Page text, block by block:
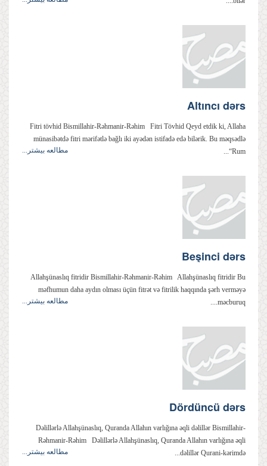
Altıncı dərs
Fitri tövhid Bismillahir-Rəhmanir-Rəhim Fitri Tövhid Qeyd etdik ki, Allaha
münasibətdə fitri mərifətlə bağlı iki ayədən istifadə edə bilərik. Bu məqsədlə
“Rum...
مطالعه بیشتر...
Beşinci dərs
Allahşünaslıq fitridir Bismillahir-Rəhmanir-Rəhim Allahşünaslıq fitridir Bu
məfhumun daha aydın olması üçün fitrət və fitrilik haqqında şərh verməyə
məcburuq....
مطالعه بیشتر...
Dördüncü dərs
Dəlillərlə Allahşünaslıq, Quranda Allahın varlığına əqli dəlillər Bismillahir-
Rəhmanir-Rəhim Dəlillərlə Allahşünaslıq, Quranda Allahın varlığına əqli
dəlillər Qurani-kərimdə...
مطالعه بیشتر...